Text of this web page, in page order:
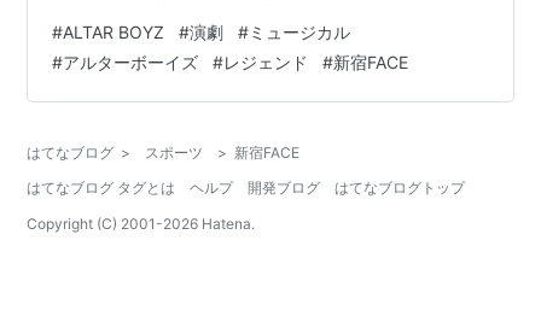
いたのでまさかの… 多分2019年に37年で他界した森新吾
ちゃんへの鎮魂も込めての復活だったのね…素晴らしい
初日でした。楽しくて嬉しくてずっと笑ってた。なのに
「みんながずっとこういう目（笑っている目のことをジ
ェスチャーで）をしてて」っ…
#ALTAR BOYZ #演劇 #ミュージカル
#アルターボーイズ #レジェンド #新宿FACE
はてなブログ > スポーツ > 新宿FACE
はてなブログ タグとは
ヘルプ 開発ブログ
はてなブログトップ
Copyright (C) 2001-2026 Hatena.